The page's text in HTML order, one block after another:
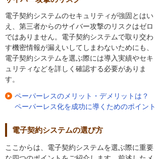
電子契約システムのセキュリティが強固とはい
え、第三者からのサイバー攻撃のリスクはゼロ
ではありません。電子契約システムで取り交わ
す機密情報が漏えいしてしまわないためにも、
電子契約システムを選ぶ際には導入実績やセキ
ュリティなどを詳しく確認する必要がありま
す。
ペーパーレスのメリット・デメリットは？
ペーパーレス化を成功に導くためのポイント
電子契約システムの選び方
ここからは、電子契約システムを選ぶ際に重要